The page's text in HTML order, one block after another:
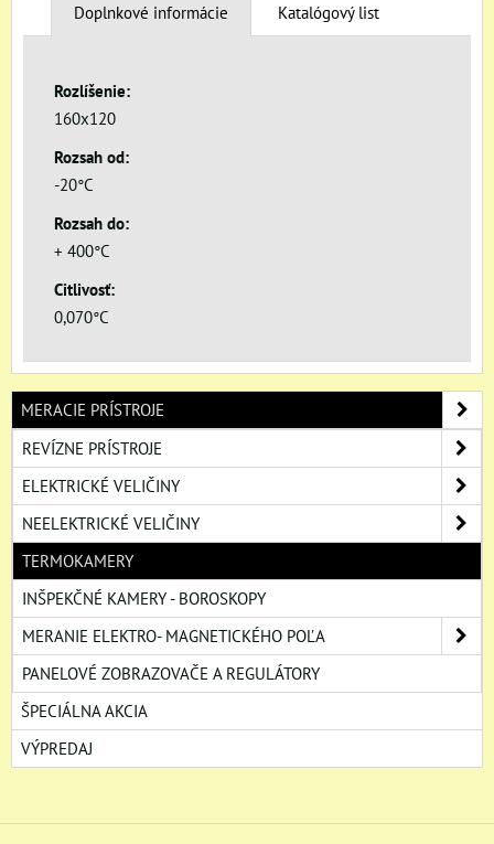
Doplnkové informácie Katalógový list
Rozlíšenie:
160x120
Rozsah od:
-20°C
Rozsah do:
+ 400°C
Citlivosť:
0,070°C
MERACIE PRÍSTROJE
REVÍZNE PRÍSTROJE
ELEKTRICKÉ VELIČINY
NEELEKTRICKÉ VELIČINY
TERMOKAMERY
INŠPEKČNÉ KAMERY - BOROSKOPY
MERANIE ELEKTRO- MAGNETICKÉHO POĽA
PANELOVÉ ZOBRAZOVAČE A REGULÁTORY
ŠPECIÁLNA AKCIA
VÝPREDAJ